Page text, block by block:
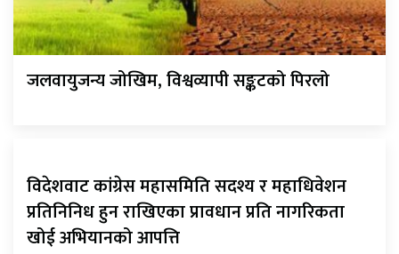
जलवायुजन्य जोखिम, विश्वव्यापी सङ्कटको पिरलो
विदेशवाट कांग्रेस महासमिति सदश्य र महाधिवेशन
प्रतिनिनिध हुन राखिएका प्रावधान प्रति नागरिकता
खोई अभियानको आपत्ति